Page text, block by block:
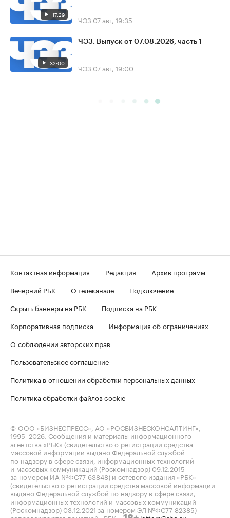
17:29 ЧЭЗ 07 авг, 19:35
32:00
ЧЭЗ. Выпуск от 07.08.2026, часть 1
ЧЭЗ 07 авг, 19:00
Контактная информация Редакция
Архив программ
Вечерний РБК
О телеканале
Подключение
Скрыть баннеры на РБК
Подписка на РБК
Корпоративная подписка
Информация об ограничениях
О соблюдении авторских прав
Пользовательское соглашение
Политика в отношении обработки персональных данных
Политика обработки файлов cookie
© ООО «БИЗНЕСПРЕСС», АО «РОСБИЗНЕСКОНСАЛТИНГ»,
1995–2026 . Сообщения и материалы информационного
агентства «РБК» (свидетельство о регистрации средства
массовой информации выдано Федеральной службой
по надзору в сфере связи, информационных технологий
и массовых коммуникаций (Роскомнадзор) 09.12.2015
за номером ИА №ФС77-63848) и сетевого издания «РБК»
(свидетельство о регистрации средства массовой информации
выдано Федеральной службой по надзору в сфере связи,
информационных технологий и массовых коммуникаций
(Роскомнадзор) 03.12.2021 за номером ЭЛ №ФС77-82385)